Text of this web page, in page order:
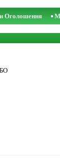
Оголошення